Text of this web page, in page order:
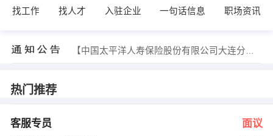
找工作 找人才 入驻企业 一句话信息 职场资讯
陈老师 发布 [JAVA开发工程师 ] 招聘信息
【中国太平洋人寿保险股份有限公司大连分公司 】 强势入驻
热门推荐
客服专员 面议